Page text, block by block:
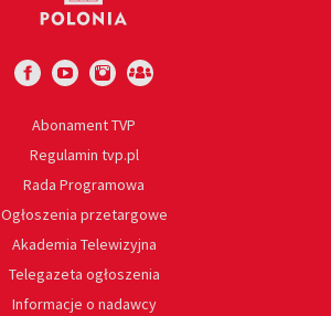
Abonament TVP
Regulamin tvp.pl
Rada Programowa
Ogłoszenia przetargowe
Akademia Telewizyjna
Telegazeta ogłoszenia
Informacje o nadawcy